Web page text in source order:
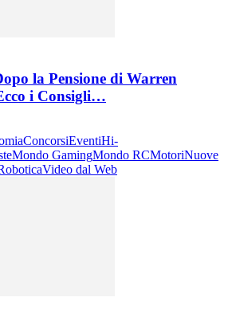
la Pensione di Warren
i Consigli…
ConcorsiEventiHi-
Mondo GamingMondo RCMotoriNuove
Video dal Web